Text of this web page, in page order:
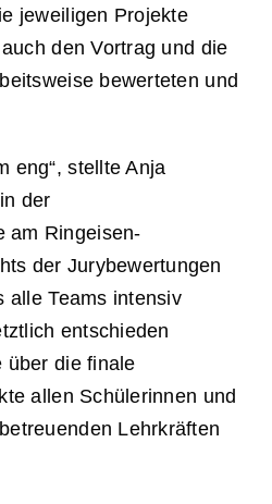
jeweiligen Projekte
den Vortrag und die
bewerteten und
eng“, stellte Anja
der
am Ringeisen-
der Jurybewertungen
alle Teams intensiv
entschieden
über die finale
allen Schülerinnen und
Lehrkräften